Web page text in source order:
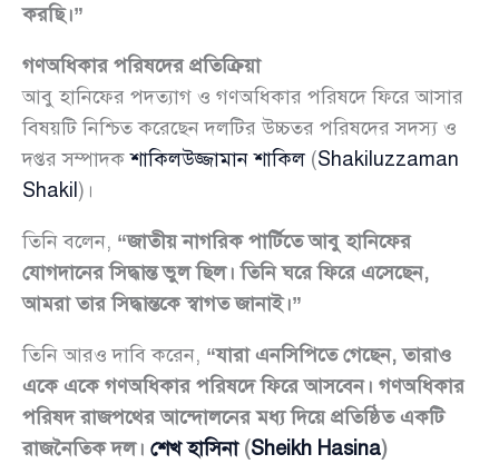
করছি।”
গণঅধিকার পরিষদের প্রতিক্রিয়া
আবু হানিফের পদত্যাগ ও গণঅধিকার পরিষদে ফিরে আসার
বিষয়টি নিশ্চিত করেছেন দলটির উচ্চতর পরিষদের সদস্য ও
দপ্তর সম্পাদকশাকিলউজ্জামান শাকিল(Shakiluzzaman
Shakil )।
তিনি বলেন, “জাতীয় নাগরিক পার্টিতে আবু হানিফের
যোগদানের সিদ্ধান্ত ভুল ছিল। তিনি ঘরে ফিরে এসেছেন,
আমরা তার সিদ্ধান্তকে স্বাগত জানাই।”
তিনি আরও দাবি করেন, “যারা এনসিপিতে গেছেন, তারাও
একে একে গণঅধিকার পরিষদে ফিরে আসবেন। গণঅধিকার
পরিষদ রাজপথের আন্দোলনের মধ্য দিয়ে প্রতিষ্ঠিত একটি
রাজনৈতিক দল। শেখ হাসিনা(Sheikh Hasina)